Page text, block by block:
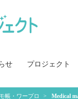
せ プロジェクト
帳・ワープロ Medical